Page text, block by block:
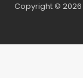
Copyright © 2026